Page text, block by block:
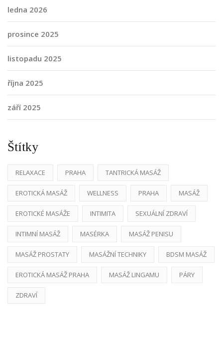
ledna 2026
prosince 2025
listopadu 2025
října 2025
září 2025
Štítky
RELAXACE PRAHA TANTRICKÁ MASÁŽ
EROTICKÁ MASÁŽ WELLNESS PRAHA MASÁŽ
EROTICKÉ MASÁŽE INTIMITA SEXUÁLNÍ ZDRAVÍ
INTIMNÍ MASÁŽ MASÉRKA MASÁŽ PENISU
MASÁŽ PROSTATY MASÁŽNÍ TECHNIKY BDSM MASÁŽ
EROTICKÁ MASÁŽ PRAHA MASÁŽ LINGAMU PÁRY
ZDRAVÍ